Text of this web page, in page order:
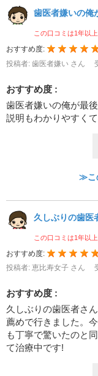
歯医者嫌いの俺
この口コミは1年以
おすすめ度:
投稿者: 歯医者嫌い さん
おすすめ度 :
歯医者嫌いの俺が最
説明もわかりやすく
≫こ
久しぶりの歯医
この口コミは1年以
おすすめ度:
投稿者: 恵比寿女子 さん
おすすめ度 :
久しぶりの歯医者さ
薦めで行きました。
も丁寧で驚いたのと
て治療中です!